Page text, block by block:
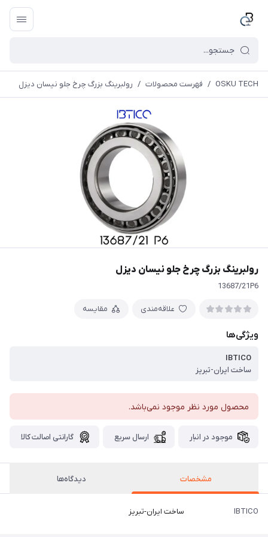
OSKU TECH
/ فهرست محصولات / رولبرینگ بزرگ چرخ جلو نیسان دیزل
رولبرینگ بزرگ چرخ جلو نیسان دیزل
13687/21P6
علاقه‌مندی مقایسه
ویژگی‌ها
IBTICO
ساخت ایران-تبریز
محصول مورد نظر موجود نمی‌باشد.
موجود در انبار ارسال سریع گارانتی اصالت کالا
مشخصات دیدگاه‌ها
IBTICO ساخت ایران-تبریز